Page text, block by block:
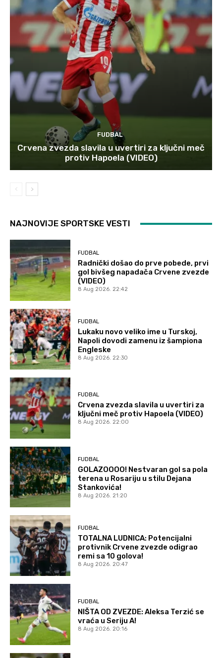
FUDBAL
Crvena zvezda slavila u uvertiri za ključni meč
protiv Hapoela (VIDEO)
NAJNOVIJE SPORTSKE VESTI
FUDBAL
Radnički došao do prve pobede, prvi
gol bivšeg napadača Crvene zvezde
(VIDEO)
8 Aug 2026. 22:42
FUDBAL
Lukaku novo veliko ime u Turskoj,
Napoli dovodi zamenu iz šampiona
Engleske
8 Aug 2026. 22:30
FUDBAL
Crvena zvezda slavila u uvertiri za
ključni meč protiv Hapoela (VIDEO)
8 Aug 2026. 22:00
FUDBAL
GOLAZOOOO! Nestvaran gol sa pola
terena u Rosariju u stilu Dejana
Stankovića!
8 Aug 2026. 21:20
FUDBAL
TOTALNA LUDNICA: Potencijalni
protivnik Crvene zvezde odigrao
remi sa 10 golova!
8 Aug 2026. 20:47
FUDBAL
NIŠTA OD ZVEZDE: Aleksa Terzić se
vraća u Seriju A!
8 Aug 2026. 20:16